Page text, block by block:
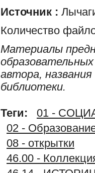
Источник :
Количество
Материалы
автора,
библиотеки.
Теги:
01 -
02 -
08 - открытки
46.00 -